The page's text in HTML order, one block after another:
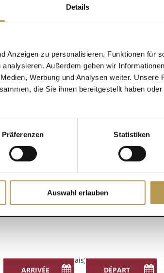
Details
Anzeigen zu personalisieren, Funktionen für
Außerdem geben wir
Werbung und Analysen weiter. Unsere
die Sie ihnen bereitgestellt haben
Präferenzen Statistiken
Auswahl erlauben
!
Ajouter au calendrier
22.
English(Anglais) Français